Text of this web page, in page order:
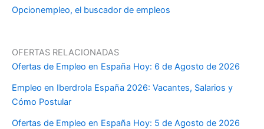
Opcionempleo, el buscador de empleos
OFERTAS RELACIONADAS
Ofertas de Empleo en España Hoy: 6 de Agosto de 2026
Empleo en Iberdrola España 2026: Vacantes, Salarios y
Cómo Postular
Ofertas de Empleo en España Hoy: 5 de Agosto de 2026